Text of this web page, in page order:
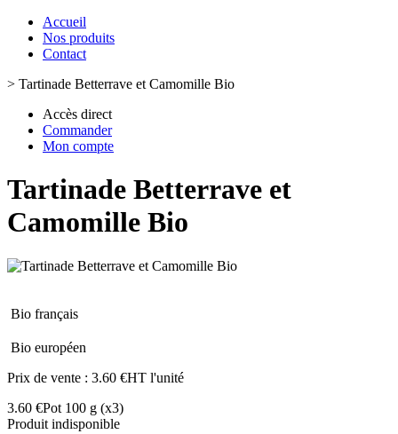
Accueil
Nos produits
Contact
> Tartinade Betterrave et Camomille Bio
Accès direct
Commander
Mon compte
Tartinade Betterrave et
Camomille Bio
Bio français
Bio européen
Prix de vente : 3.60 €HT l'unité
3.60 €Pot 100 g (x3)
Produit indisponible